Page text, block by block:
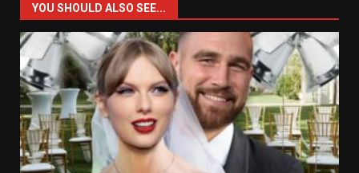
YOU SHOULD ALSO SEE...